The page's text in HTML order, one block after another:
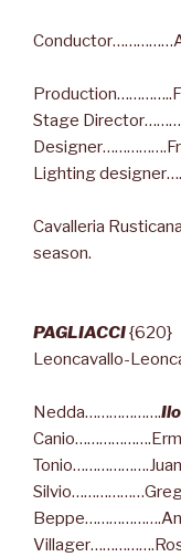
Stage
Lighting
Cavalleria
season.
PAGLIACCI{620}
Leoncavallo-
Nedda……………….